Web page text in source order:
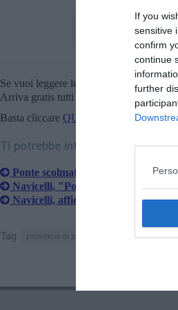
If you
sensitive
confirm
continue
further
Se vuoi leggere le notizie principali
Arriva gratis tutti i giorni alle 20:00
Basta cliccare QUI
Ti potrebbe interessare anche:
Ponte scolmatore, accordo per il
Navicelli, "Port Authority non in
Navicelli, affidato il secondo lotto
Tag provincia di pisa canale dei navicelli